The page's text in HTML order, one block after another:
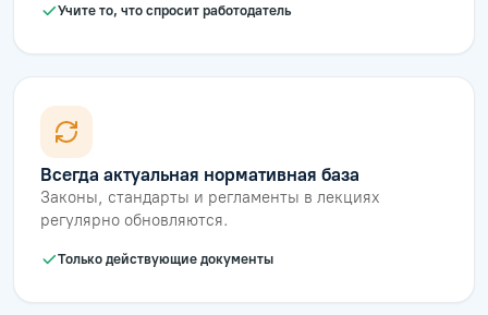
Учите то, что спросит работодатель
Всегда актуальная нормативная база
Законы, стандарты и регламенты в лекциях
регулярно обновляются.
Только действующие документы